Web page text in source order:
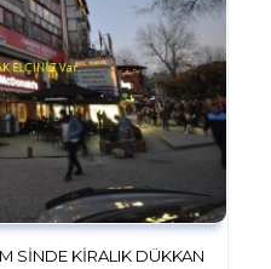
SINDE KIRALIK DÜKKAN